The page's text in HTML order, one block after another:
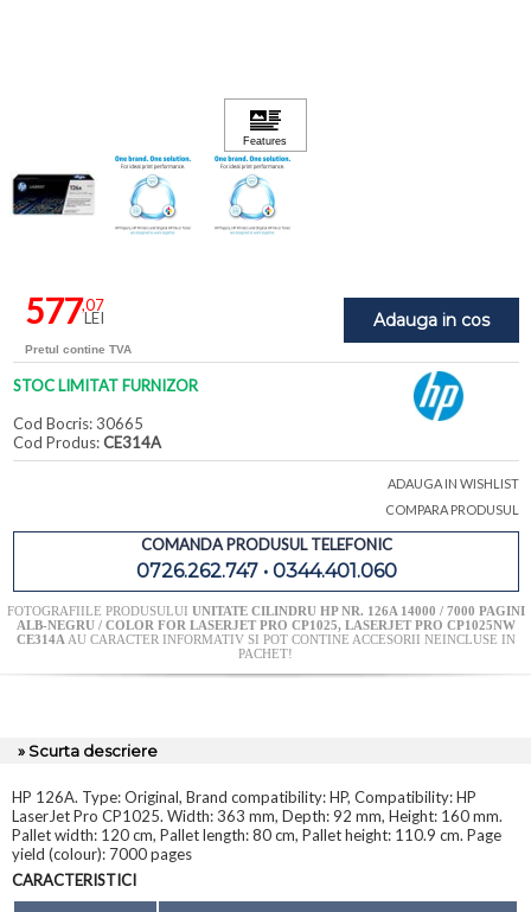
Adauga in cos
577,07
LEI
Pretul contine TVA
STOC LIMITAT FURNIZOR
Cod Bocris: 30665
Cod Produs:CE314A
ADAUGA IN WISHLIST
COMPARA PRODUSUL
COMANDA PRODUSUL TELEFONIC
0726.262.747 • 0344.401.060
FOTOGRAFIILE PRODUSULUI UNITATE CILINDRU HP NR. 126A 14000 / 7000 PAGINI
ALB-NEGRU / COLOR FOR LASERJET PRO CP1025, LASERJET PRO CP1025NW
CE314A AU CARACTER INFORMATIV SI POT CONTINE ACCESORII NEINCLUSE IN
PACHET!
» Scurta descriere
HP 126A. Type: Original, Brand compatibility: HP, Compatibility: HP
LaserJet Pro CP1025. Width: 363 mm, Depth: 92 mm, Height: 160 mm.
Pallet width: 120 cm, Pallet length: 80 cm, Pallet height: 110.9 cm. Page
yield (colour): 7000 pages
CARACTERISTICI